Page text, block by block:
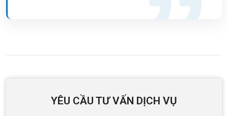
YÊU CẦU TƯ VẤN DỊCH VỤ